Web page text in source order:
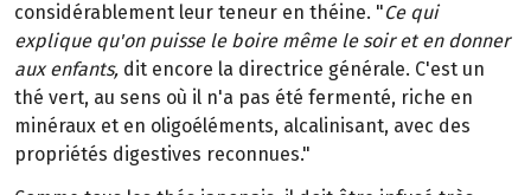
considérablement leur teneur en théine. "Ce qui
explique qu'on puisse le boire même le soir et en donner
aux enfants, dit encore la directrice générale. C'est un
thé vert, au sens où il n'a pas été fermenté, riche en
minéraux et en oligoéléments, alcalinisant, avec des
propriétés digestives reconnues."